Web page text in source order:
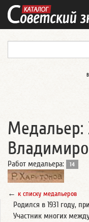
Медальер:
Работ медальера: 14
← к списку медальеров
Родился в 1931 году,
Участник многих